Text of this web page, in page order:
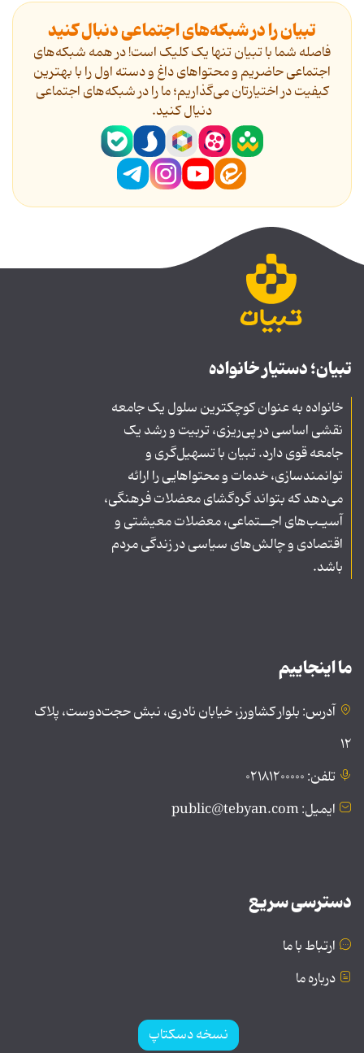
تبیان را در شبکه‌های اجتماعی دنبال کنید
فاصله شما با تبیان تنها یک کلیک است! در همه شبکه‌های
اجتماعی حاضریم و محتواهای داغ و دسته اول را با بهترین
کیفیت در اختیارتان می‌گذاریم؛ ما را در شبکه‌های اجتماعی
دنیال کنید.
تبیان؛ دستیار خانواده
خانواده به عنوان کوچکترین سلول یک جامعه
نقشی اساسی در پی‌ریزی، تربیت و رشد یک
جامعه قوی دارد. تبیان با تسهیل‌گری و
توانمندسازی، خدمات و محتواهایی را ارائه
می‌دهد که بتواند گره‌گشای معضلات فرهنگی،
آسیـب‌های اجــتماعی، معضلات معیشتی و
اقتصادی و چالش‌های سیاسی در زندگی مردم
باشد.
ما اینجاییم
آدرس: بلوار کشاورز، خیابان نادری، نبش حجت‌دوست، پلاک
۱۲
تلفن: ۰۲۱۸۱۲۰۰۰۰۰
ایمیل: public@tebyan.com
دسترسی سریع
ارتباط با ما
درباره ما
نسخه دسکتاپ